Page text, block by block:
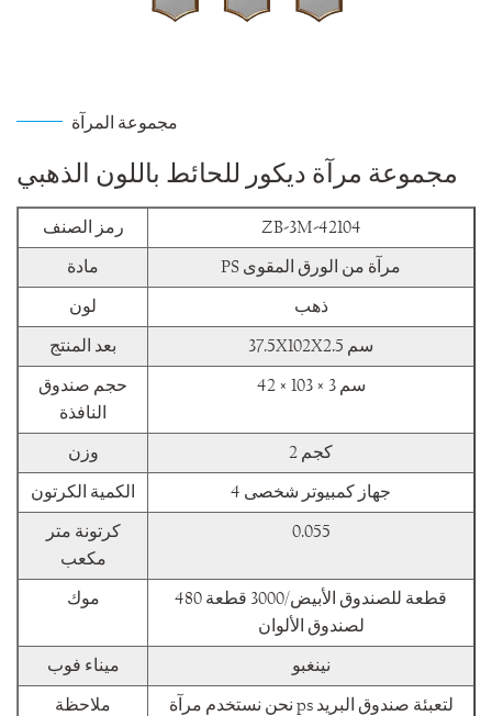
مجموعة المرآة
مجموعة مرآة ديكور للحائط باللون الذهبي
رمز الصنف
ZB-3M-42104
مادة
PS مرآة من الورق المقوى
لون
ذهب
بعد المنتج
37.5X102X2.5 سم
حجم صندوق
النافذة
42 × 103 × 3 سم
وزن
2 كجم
الكمية الكرتون
4 جهاز كمبيوتر شخصى
كرتونة متر
مكعب
0.055
موك
480 قطعة للصندوق الأبيض/3000 قطعة
لصندوق الألوان
ميناء فوب
نينغبو
ملاحظة
نحن نستخدم مرآة ps لتعبئة صندوق البريد